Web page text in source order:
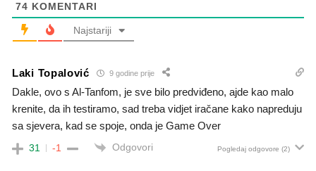
74 KOMENTARI
Najstariji
Laki Topalović 9 godine prije
Dakle, ovo s Al-Tanfom, je sve bilo predviđeno, ajde kao malo
krenite, da ih testiramo, sad treba vidjet iračane kako napreduju
sa sjevera, kad se spoje, onda je Game Over
31 -1 Odgovori Pogledaj odgovore (2)